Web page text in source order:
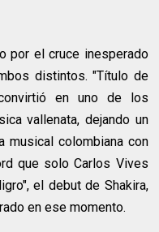
por el cruce inesperado
distintos. "Título de
en uno de los
vallenata, dejando un
musical colombiana con
que solo Carlos Vives
el debut de Shakira,
en ese momento.